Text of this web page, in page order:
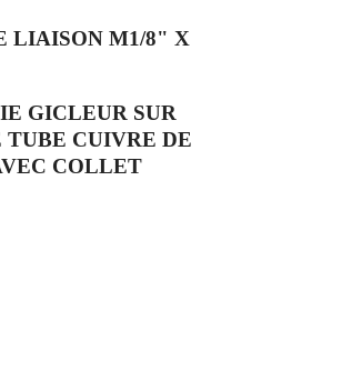
LIAISON M1/8" X
GICLEUR SUR
CUIVRE DE
COLLET